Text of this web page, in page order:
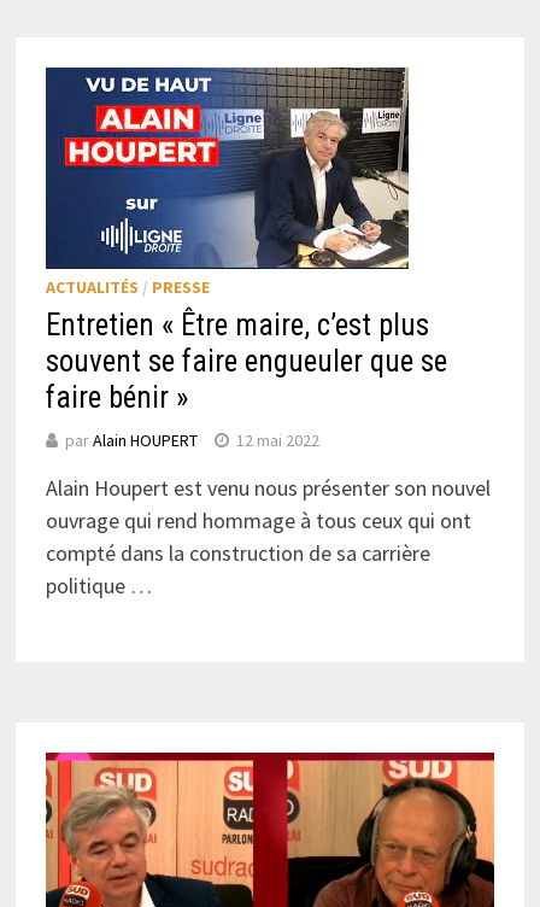
ACTUALITÉS / PRESSE
Entretien « Être maire, c’est plus
souvent se faire engueuler que se
faire bénir »
parAlain HOUPERT 12 mai 2022
Alain Houpert est venu nous présenter son nouvel
ouvrage qui rend hommage à tous ceux qui ont
compté dans la construction de sa carrière
politique …